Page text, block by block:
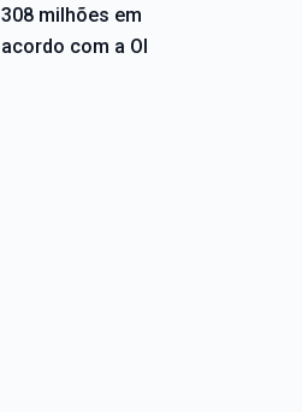
308 milhões em
acordo com a OI